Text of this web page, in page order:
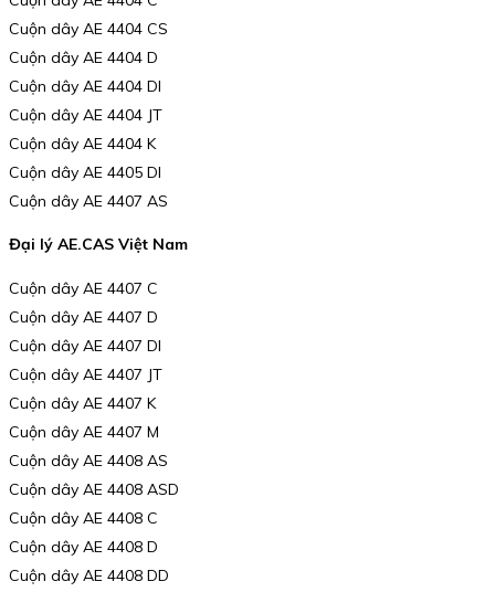
Cuộn dây AE 4404 CS
Cuộn dây AE 4404 D
Cuộn dây AE 4404 DI
Cuộn dây AE 4404 JT
Cuộn dây AE 4404 K
Cuộn dây AE 4405 DI
Cuộn dây AE 4407 AS
Đại lý AE.CAS Việt Nam
Cuộn dây AE 4407 C
Cuộn dây AE 4407 D
Cuộn dây AE 4407 DI
Cuộn dây AE 4407 JT
Cuộn dây AE 4407 K
Cuộn dây AE 4407 M
Cuộn dây AE 4408 AS
Cuộn dây AE 4408 ASD
Cuộn dây AE 4408 C
Cuộn dây AE 4408 D
Cuộn dây AE 4408 DD